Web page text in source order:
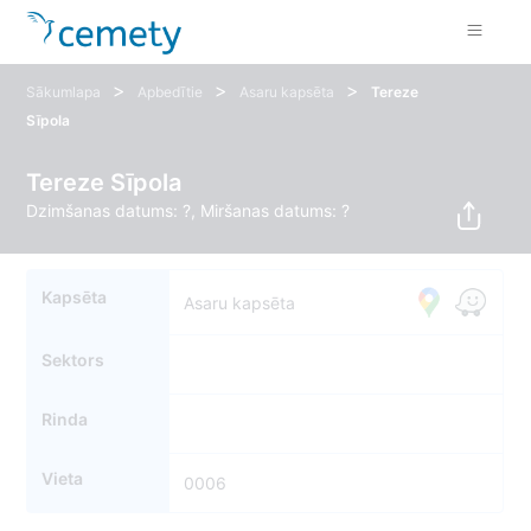
Sākumlapa > Apbedītie > Asaru kapsēta >
Tereze
Sīpola
Tereze Sīpola
Dzimšanas datums: ?, Miršanas datums: ?
Kapsēta Asaru kapsēta
Sektors
Rinda
Vieta 0006